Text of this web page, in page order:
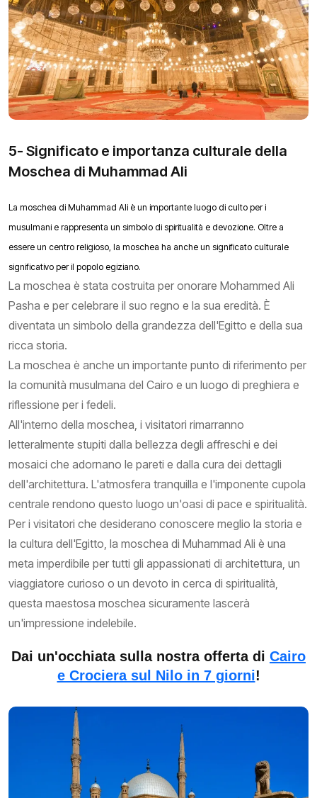
5- Significato e importanza culturale della
Moschea di Muhammad Ali
La moschea di Muhammad Ali è un importante luogo di culto per i
musulmani e rappresenta un simbolo di spiritualità e devozione. Oltre a
essere un centro religioso, la moschea ha anche un significato culturale
significativo per il popolo egiziano.
La moschea è stata costruita per onorare Mohammed Ali
Pasha e per celebrare il suo regno e la sua eredità. È
diventata un simbolo della grandezza dell'Egitto e della sua
ricca storia.
La moschea è anche un importante punto di riferimento per
la comunità musulmana del Cairo e un luogo di preghiera e
riflessione per i fedeli.
All'interno della moschea, i visitatori rimarranno
letteralmente stupiti dalla bellezza degli affreschi e dei
mosaici che adornano le pareti e dalla cura dei dettagli
dell'architettura. L'atmosfera tranquilla e l'imponente cupola
centrale rendono questo luogo un'oasi di pace e spiritualità.
Per i visitatori che desiderano conoscere meglio la storia e
la cultura dell'Egitto, la moschea di Muhammad Ali è una
meta imperdibile per tutti gli appassionati di architettura, un
viaggiatore curioso o un devoto in cerca di spiritualità,
questa maestosa moschea sicuramente lascerà
un'impressione indelebile.
Dai un'occhiata sulla nostra offerta di Cairo
e Crociera sul Nilo in 7 giorni!